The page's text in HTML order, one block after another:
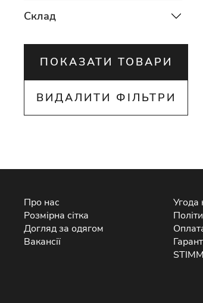
Склад
ПОКАЗАТИ ТОВАРИ
ВИДАЛИТИ ФІЛЬТРИ
Про нас
Розмірна сітка
Догляд за одягом
Вакансії
Угода